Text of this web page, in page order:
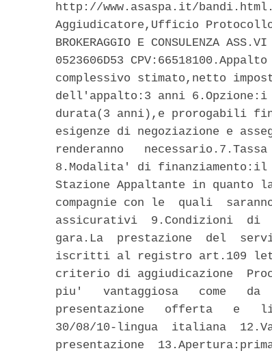
http://www.asaspa.it/
Aggiudicatore,Ufficio
BROKERAGGIO E CONSULENZA
0523606D53
complessivo stimato,netto
dell'appalto:3 anni
durata(3 anni),e prorogabili
esigenze di negoziazione e
renderanno
8.Modalita' di
Stazione Appaltante in quanto
compagnie con le  quali
assicurativi  9.Condizioni  di
gara.La  prestazione  del
iscritti al registro art.109 lett
criterio di aggiudicazione
piu'   vantaggiosa   come   da
presentazione   offerta   e
30/08/10-lingua  italiana
presentazione